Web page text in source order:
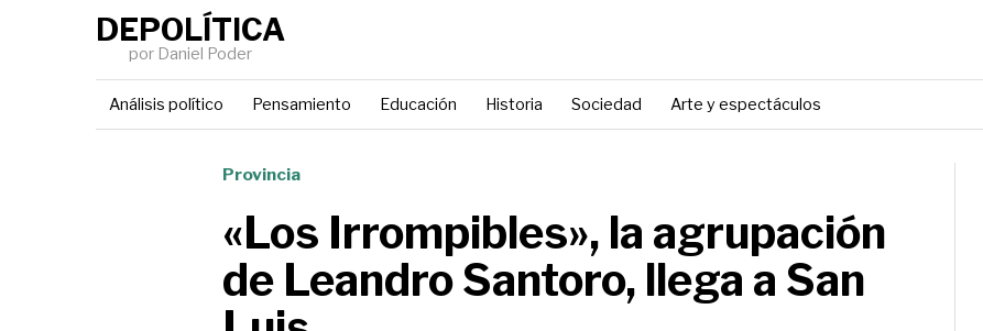
DEPOLÍTICA
por Daniel Poder
Análisis político Pensamiento Educación Historia Sociedad Arte y espectáculos
Provincia
«Los Irrompibles», la agrupación
de Leandro Santoro, llega a San